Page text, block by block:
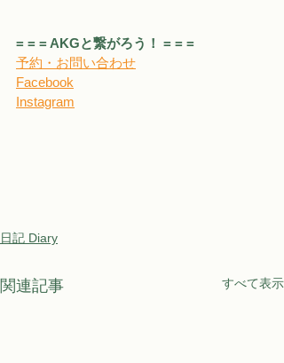
= = = AKGと繋がろう！ = = =
予約・お問い合わせ
Facebook
Instagram
日記 Diary
関連記事 すべて表示